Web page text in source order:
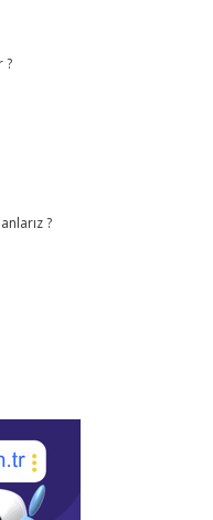
?
?